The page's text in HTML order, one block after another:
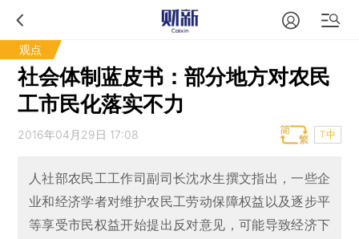
观点
社会体制蓝皮书：部分地方对农民
工市民化落实不力
2016年04月29日 17:08 T中
人社部农民工工作司副司长沈水生撰文指出，一些企
业和经济学者对维护农民工劳动保障权益以及逐步平
等享受市民权益开始提出反对意见，可能导致经济下